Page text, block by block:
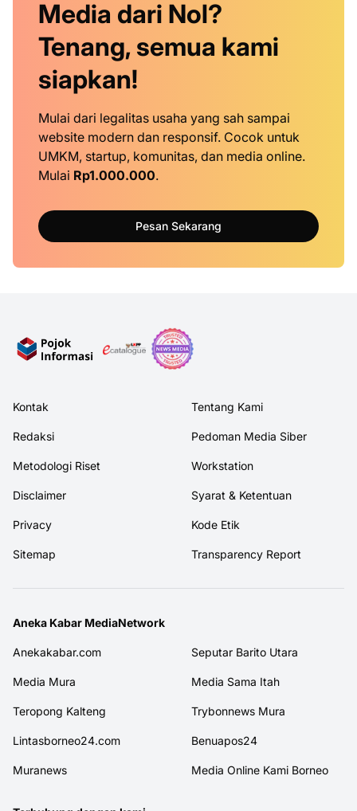
Media dari Nol?
Tenang, semua kami
siapkan!
Mulai dari legalitas usaha yang sah sampai
website modern dan responsif. Cocok untuk
UMKM, startup, komunitas, dan media online.
Mulai Rp1.000.000.
Pesan Sekarang
Kontak Tentang Kami
Redaksi Pedoman Media Siber
Metodologi Riset Workstation
Disclaimer Syarat & Ketentuan
Privacy Kode Etik
Sitemap Transparency Report
Aneka Kabar MediaNetwork
Anekakabar.com Seputar Barito Utara
Media Mura Media Sama Itah
Teropong Kalteng Trybonnews Mura
Lintasborneo24.com Benuapos24
Muranews Media Online Kami Borneo